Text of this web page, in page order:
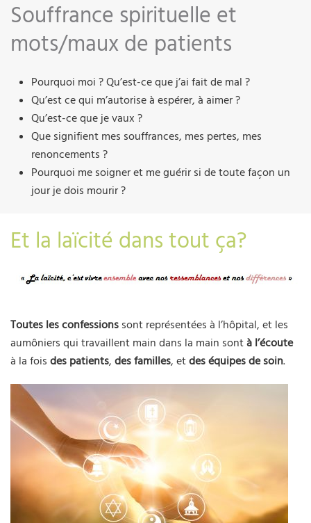
Souffrance spirituelle et
mots/maux de patients
Pourquoi moi ? Qu’est-ce que j’ai fait de mal ?
Qu’est ce qui m’autorise à espérer, à aimer ?
Qu’est-ce que je vaux ?
Que signifient mes souffrances, mes pertes, mes
renoncements ?
Pourquoi me soigner et me guérir si de toute façon un
jour je dois mourir ?
Et la laïcité dans tout ça?
Toutes les confessions sont représentées à l’hôpital, et les
aumôniers qui travaillent main dans la main sontà l’écoute
à la fois des patients, des familles, etdes équipes de soin.